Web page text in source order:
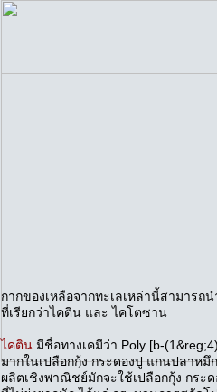
กากของเหลือจากทะเลเหล่านี้สามาร
ที่เรียกว่าไคติน และ ไคโตซาน
ไคติน มีชื่อทางเคมีว่า Poly [b-
มากในเปลือกกุ้ง กระดองปู แกนปลาหมึ
ผลิตเชิงพาณิชย์มักจะใช้เปลือกกุ้ง กร